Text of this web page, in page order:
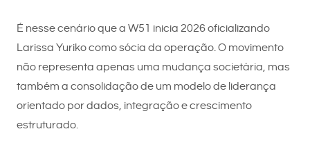
É nesse cenário que a W51 inicia 2026 oficializando
Larissa Yuriko como sócia da operação. O movimento
não representa apenas uma mudança societária, mas
também a consolidação de um modelo de liderança
orientado por dados, integração e crescimento
estruturado.